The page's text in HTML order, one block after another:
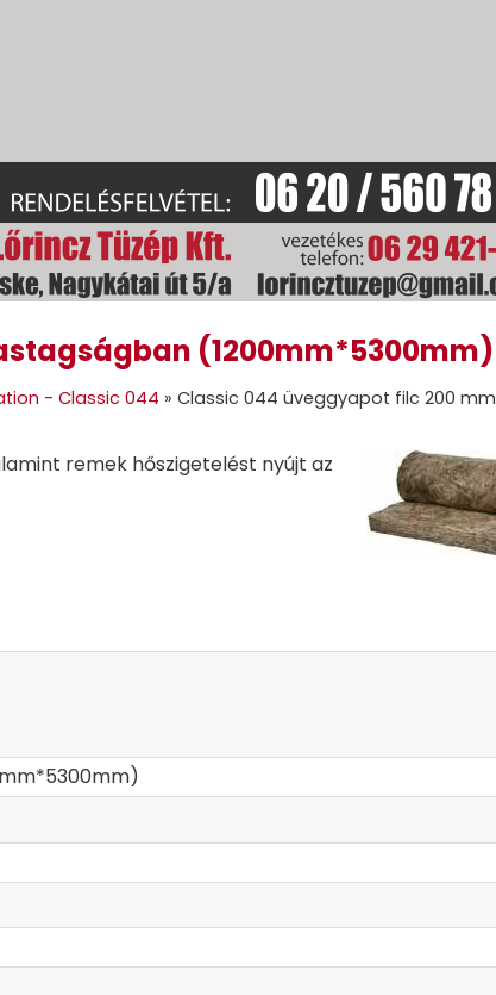
GALÉRIA KAPCSOLAT AKCIÓINK
(1200mm*5300mm)
- Classic 044 » Classic 044 üveggyapot filc 200 mm
remek hőszigetelést nyújt az